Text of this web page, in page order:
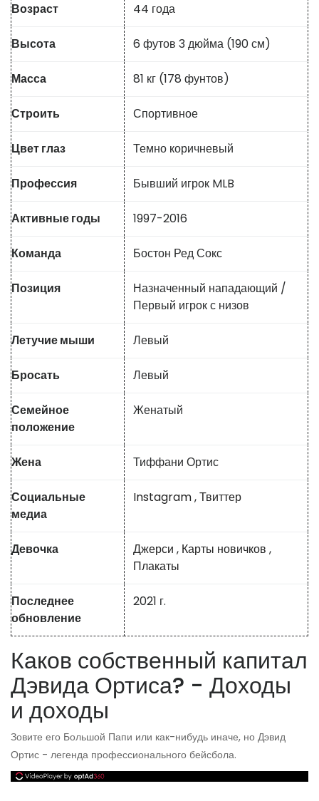
Возраст 44 года
Высота 6 футов 3 дюйма (190 см)
Масса 81 кг (178 фунтов)
Строить Спортивное
Цвет глаз Темно коричневый
Профессия Бывший игрок MLB
Активные годы 1997-2016
Команда Бостон Ред Сокс
Позиция
Назначенный нападающий /
Первый игрок с низов
Летучие мыши Левый
Бросать Левый
Семейное
положение
Женатый
Жена Тиффани Ортис
Социальные
медиа
Instagram,Твиттер
Девочка Джерси , Карты новичков ,
Плакаты
Последнее
обновление
2021 г.
Каков собственный капитал
Дэвида Ортиса? - Доходы
и доходы
Зовите его Большой Папи или как-нибудь иначе, но Дэвид
Ортис - легенда профессионального бейсбола.